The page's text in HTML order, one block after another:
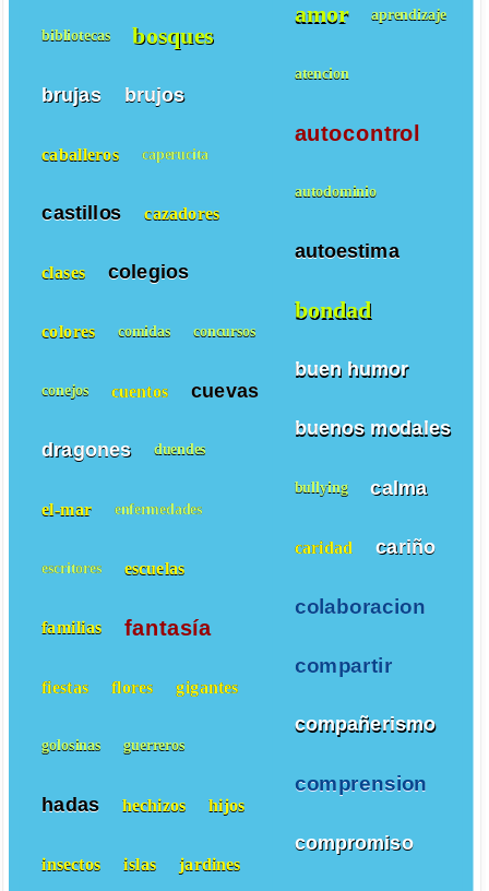
amor aprendizaje
atencion
autocontrol
autodominio
autoestima
bondad
buen humor
buenos modales
bullying calma
caridad cariño
colaboracion
compartir
compañerismo
comprension
compromiso
bibliotecas bosques
brujas brujos
caballeros caperucita
castillos cazadores
clases colegios
colores comidas concursos
conejos cuentos cuevas
dragones duendes
el-mar enfermedades
escritores escuelas
familias fantasía
fiestas flores gigantes
golosinas guerreros
hadas hechizos hijos
insectos islas jardines